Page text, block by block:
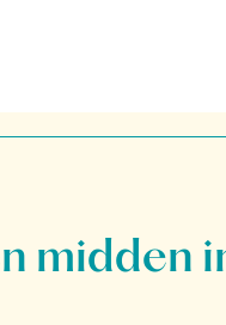
midden